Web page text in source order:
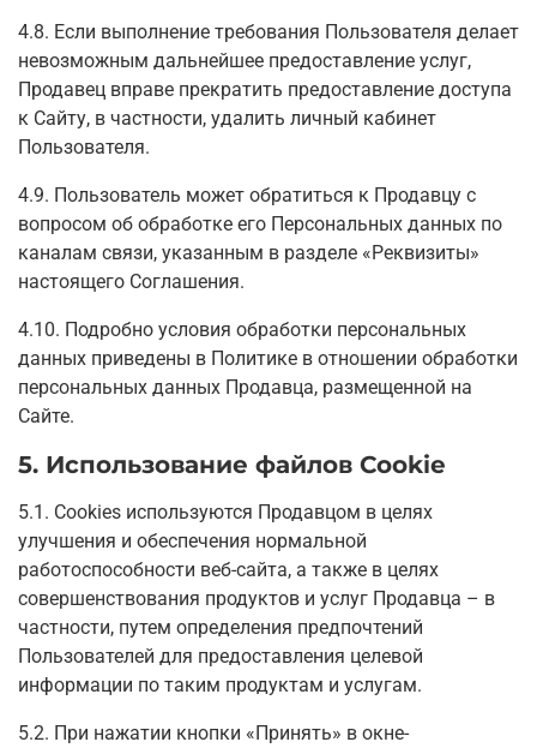
4.8. Если выполнение требования Пользователя делает
невозможным дальнейшее предоставление услуг,
Продавец вправе прекратить предоставление доступа
к Сайту, в частности, удалить личный кабинет
Пользователя.
4.9. Пользователь может обратиться к Продавцу с
вопросом об обработке его Персональных данных по
каналам связи, указанным в разделе «Реквизиты»
настоящего Соглашения.
4.10. Подробно условия обработки персональных
данных приведены в Политике в отношении обработки
персональных данных Продавца, размещенной на
Сайте.
5. Использование файлов Cookie
5.1. Сookies используются Продавцом в целях
улучшения и обеспечения нормальной
работоспособности веб-сайта, а также в целях
совершенствования продуктов и услуг Продавца – в
частности, путем определения предпочтений
Пользователей для предоставления целевой
информации по таким продуктам и услугам.
5.2. При нажатии кнопки «Принять» в окне-